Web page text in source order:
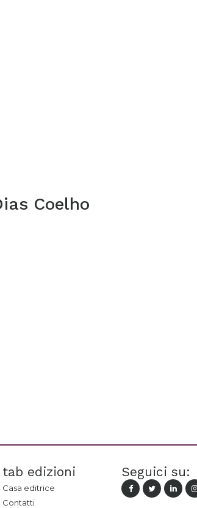
Coelho
tab edizioni
Casa editrice
Contatti
Seguici su: